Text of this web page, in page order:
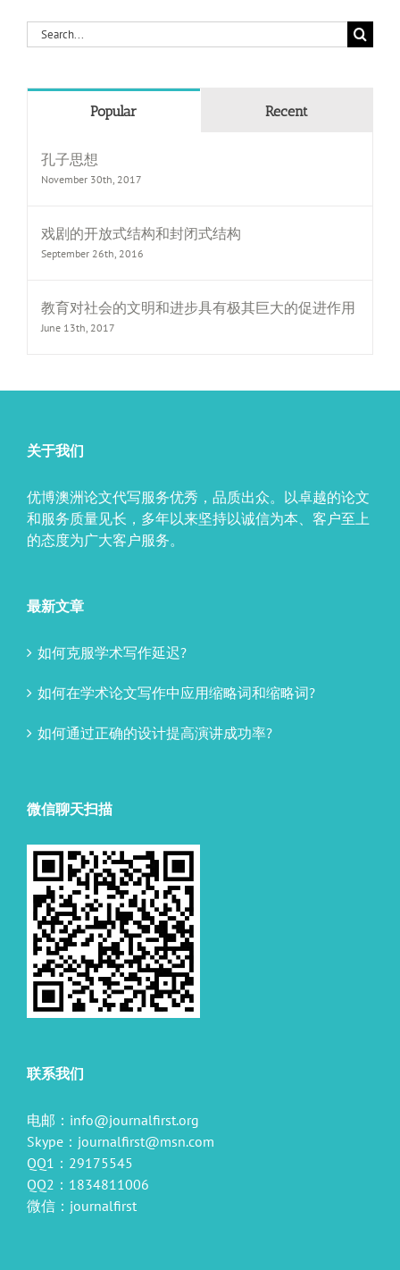
Search
for:
Popular Recent
孔子思想
November 30th, 2017
戏剧的开放式结构和封闭式结构
September 26th, 2016
教育对社会的文明和进步具有极其巨大的促进作用
June 13th, 2017
关于我们
优博澳洲论文代写服务优秀，品质出众。以卓越的论文
和服务质量见长，多年以来坚持以诚信为本、客户至上
的态度为广大客户服务。
最新文章
如何克服学术写作延迟?
如何在学术论文写作中应用缩略词和缩略词?
如何通过正确的设计提高演讲成功率?
微信聊天扫描
联系我们
电邮： info@journalfirst.org
Skype： journalfirst@msn.com
QQ1：29175545
QQ2：1834811006
微信：journalfirst